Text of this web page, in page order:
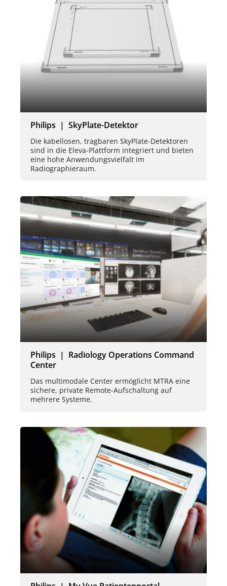
Philips | SkyPlate-Detektor
Die kabellosen, tragbaren SkyPlate-Detektoren
sind in die Eleva-Plattform integriert und bieten
eine hohe Anwendungsvielfalt im
Radiographieraum.
Philips | Radiology Operations Command
Center
Das multimodale Center ermöglicht MTRA eine
sichere, private Remote-Aufschaltung auf
mehrere Systeme.